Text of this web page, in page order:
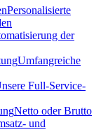
Personalisierte
der
Umfangreiche
Full-Service-
Netto oder Brutto
und